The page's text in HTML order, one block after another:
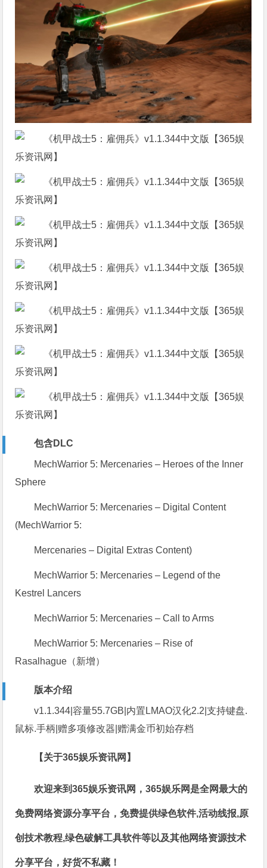
包含DLC
MechWarrior 5: Mercenaries – Heroes of the Inner
Sphere
MechWarrior 5: Mercenaries – Digital Content
(MechWarrior 5:
Mercenaries – Digital Extras Content)
MechWarrior 5: Mercenaries – Legend of the
Kestrel Lancers
MechWarrior 5: Mercenaries – Call to Arms
MechWarrior 5: Mercenaries – Rise of
Rasalhague（新增）
版本介绍
v1.1.344|容量55.7GB|内置LMAO汉化2.2|支持键盘.
鼠标.手柄|赠多项修改器|赠满金币初始存档
【关于365娱乐资讯网】
欢迎来到365娱乐资讯网，365娱乐网是全网最大的
免费网络资源分享平台，免费提供绿色软件,活动线报,原
创技术教程,绿色破解工具软件等以及其他网络资源技术
分享平台，好货不私藏！